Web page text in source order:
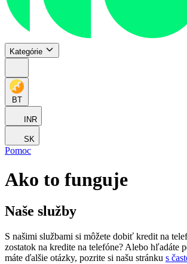
Kategórie
BT
INR
SK
Pomoc
Ako to funguje
Naše služby
S našimi službami si môžete dobiť kredit na
zostatok na kredite na telefóne? Alebo
máte ďalšie otázky, pozrite si našu stránku s